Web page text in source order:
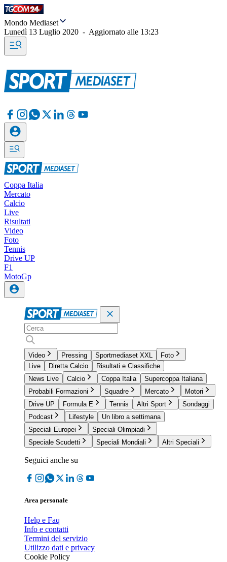
Mondo Mediaset
Lunedì 13 Luglio 2020 - Aggiornato alle 13:23
Coppa Italia
Mercato
Calcio
Live
Risultati
Video
Foto
Tennis
Drive UP
F1
MotoGp
Video Pressing Sportmediaset XXL
Foto
Live
Diretta Calcio
Risultati e Classifiche
News Live
Calcio Coppa Italia
Supercoppa Italiana
Probabili Formazioni
Squadre Mercato
Motori
Drive UP
Formula E Tennis Altri Sport
Sondaggi
Podcast
Lifestyle
Un libro a settimana
Speciali Europei
Speciali Olimpiadi
Speciale Scudetti
Speciali Mondiali Altri Speciali
Seguici anche su
Area personale
Help e Faq
Info e contatti
Termini del servizio
Utilizzo dati e privacy
Cookie Policy